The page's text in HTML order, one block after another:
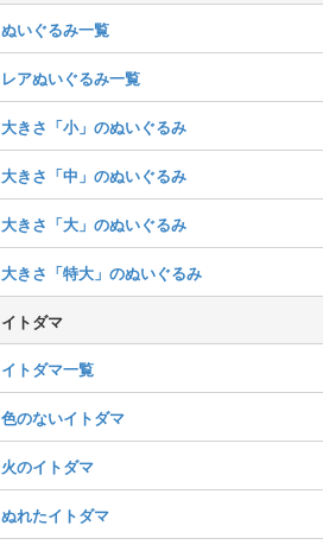
ぬいぐるみ一覧
レアぬいぐるみ一覧
大きさ「小」のぬいぐるみ
大きさ「中」のぬいぐるみ
大きさ「大」のぬいぐるみ
大きさ「特大」のぬいぐるみ
イトダマ
イトダマ一覧
色のないイトダマ
火のイトダマ
ぬれたイトダマ